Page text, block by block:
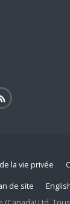
la vie privée
de site